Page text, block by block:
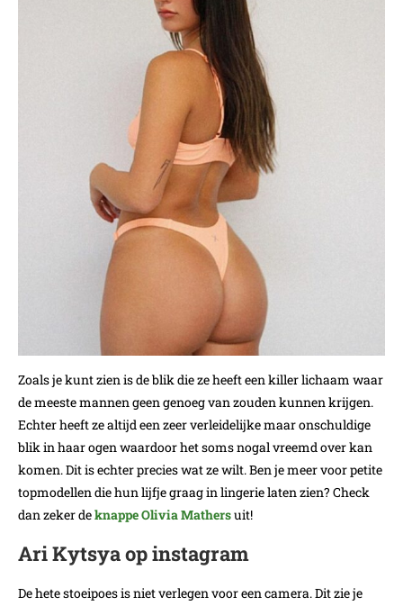
Zoals je kunt zien is de blik die ze heeft een killer lichaam waar
de meeste mannen geen genoeg van zouden kunnen krijgen.
Echter heeft ze altijd een zeer verleidelijke maar onschuldige
blik in haar ogen waardoor het soms nogal vreemd over kan
komen. Dit is echter precies wat ze wilt. Ben je meer voor petite
topmodellen die hun lijfje graag in lingerie laten zien? Check
dan zeker deknappe Olivia Mathersuit!
Ari Kytsya op instagram
De hete stoeipoes is niet verlegen voor een camera. Dit zie je